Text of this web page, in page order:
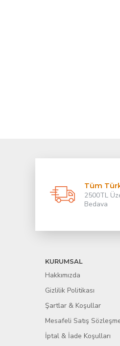
Tüm
2500TL
Bedava
KURUMSAL
Hakkımızda
Gizlilik Politikası
Şartlar & Koşullar
Mesafeli Satış
İptal & İade Koşulları